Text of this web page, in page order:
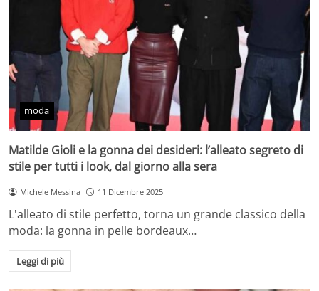
moda
Matilde Gioli e la gonna dei desideri: l’alleato segreto di
stile per tutti i look, dal giorno alla sera
Michele Messina 11 Dicembre 2025
L'alleato di stile perfetto, torna un grande classico della
moda: la gonna in pelle bordeaux…
Leggi di più